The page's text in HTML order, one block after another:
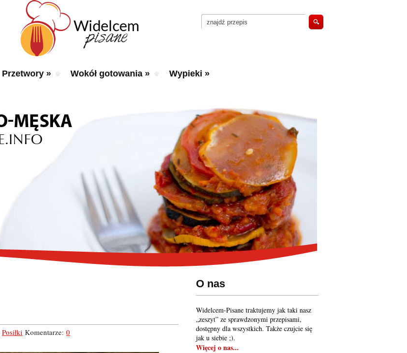
Przetwory » Wokół gotowania » Wypieki »
O nas
Widelcem-Pisane traktujemy jak taki nasz
„zeszyt” ze sprawdzonymi przepisami,
dostępny dla wszystkich. Także czujcie się
jak u siebie ;).
Więcej o nas...
Posiłki Komentarze: 0